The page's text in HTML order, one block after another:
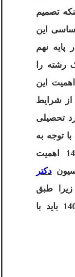
تصمیم
این
نهم
را
این
از شرایط
تحصیلی
توجه به
تغییرات کنکور 1402، 1403، 1404 اهمیت
دکتر
طبق
قوانین جدید، نوع دیپلم کنکور 1404 باید با